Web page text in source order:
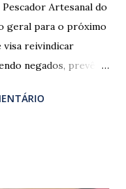
Artesanal do
geral para o próximo
visa reivindicar
negados, prevê o
estão
manhã e, segundo